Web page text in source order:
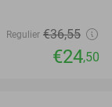
Regulier €36,55
€24,50